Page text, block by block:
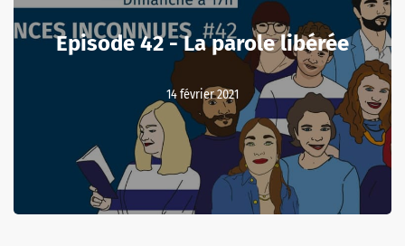
Episode 42 - La parole libérée
14 février 2021